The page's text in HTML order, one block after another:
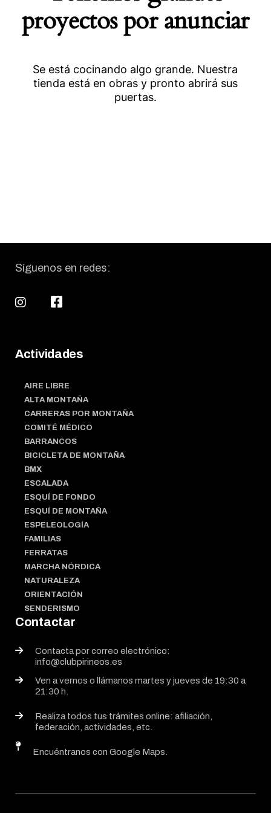
proyectos por anunciar
Se está cocinando algo grande. Nuestra
tienda está en obras y pronto abrirá sus
puertas.
Síguenos en redes:
Actividades
AIRE LIBRE
ALTA MONTAÑA
CARRERAS POR MONTAÑA
COMITÉ MÉDICO
BARRANCOS
BICICLETA DE MONTAÑA
BMX
ESCALADA
ESQUÍ DE FONDO
ESQUÍ DE MONTAÑA
ESPELEOLOGÍA
FAMILIAS
FERRATAS
MARCHA NÓRDICA
NATURALEZA
ORIENTACIÓN
SENDERISMO
Contactar
Contacta por correo electrónico:
info@clubpirineos.es
Ven a vernos o llámanos martes y jueves de 19:30 a
21:30 h.
Realiza todos tus trámites online: afiliación,
federación, actividades, etc.
Encuéntranos con Google Maps.